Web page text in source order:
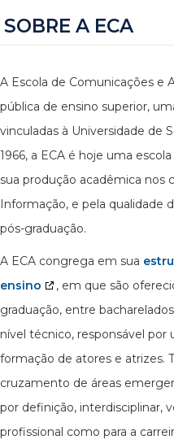
SOBRE A ECA
A Escola de Comunicações e
pública de ensino superior,
vinculadas à Universidade de
1966, a ECA é hoje uma
sua produção acadêmica nos
Informação, e pela qualidade
pós-graduação.
A ECA congrega em sua
ensino
, em que são
graduação, entre
nível técnico, responsável por
formação de atores e atrizes.
cruzamento de áreas
por definição, interdisciplinar,
profissional como para a